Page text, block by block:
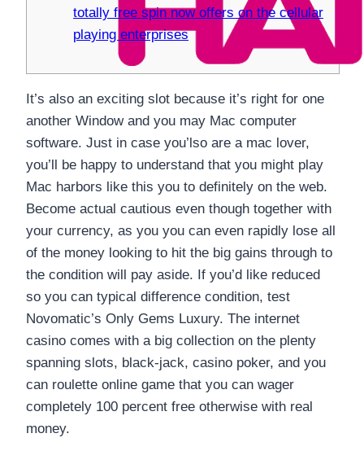
totally free spin now offers on the cellular
playing enterprises
It’s also an exciting slot because it’s right for one
another Window and you may Mac computer
software. Just in case you’lso are a mac lover,
you’ll be happy to understand that you might play
Mac harbors like this you to definitely on the web.
Become actual cautious even though together with
your currency, as you you can even rapidly lose all
of the money looking to hit the big gains through to
the condition will pay aside. If you’d like reduced
so you can typical difference condition, test
Novomatic’s Only Gems Luxury. The internet
casino comes with a big collection on the plenty
spanning slots, black-jack, casino poker, and you
can roulette online game that you can wager
completely 100 percent free otherwise with real
money.